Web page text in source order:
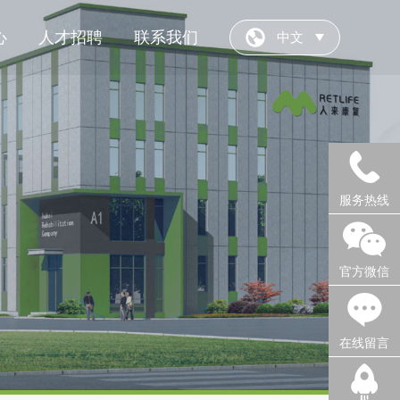
中文
人才招聘 联系我们
服务热线
官方微信
在线留言